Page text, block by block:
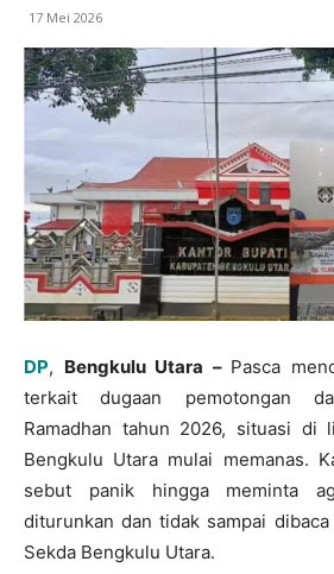
17 Mei 2026
DP, Bengkulu Utara – Pasca
terkait dugaan pemotongan
Ramadhan tahun 2026, situasi di
Bengkulu Utara mulai memanas.
sebut panik hingga meminta
diturunkan dan tidak sampai
Sekda Bengkulu Utara.